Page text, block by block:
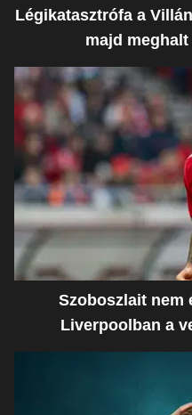
Légikatasztrófa a
majd
Szoboszlait nem
Liverpoolban a